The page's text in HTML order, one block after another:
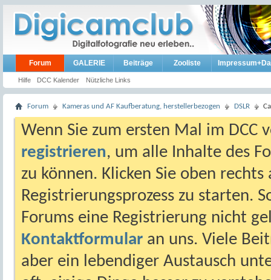
Forum
Hilfe DCC Kalender Nützliche Links
GALERIE Beiträge Zooliste
Forum Kameras und AF Kaufberatung, herstellerbezogen DSLR
Wenn Sie zum ersten Mal im DCC
registrieren, um alle Inhalte des
zu können. Klicken Sie oben
Registrierungsprozess zu starten.
Forums eine Registrierung nicht
Kontaktformular an uns. Viele
aber ein lebendiger Austausch